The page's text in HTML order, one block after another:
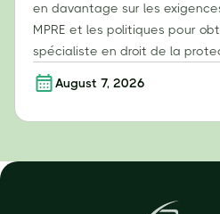
en davantage sur les
MPRE et les politiques pour
spécialiste en droit de la
August 7, 2026